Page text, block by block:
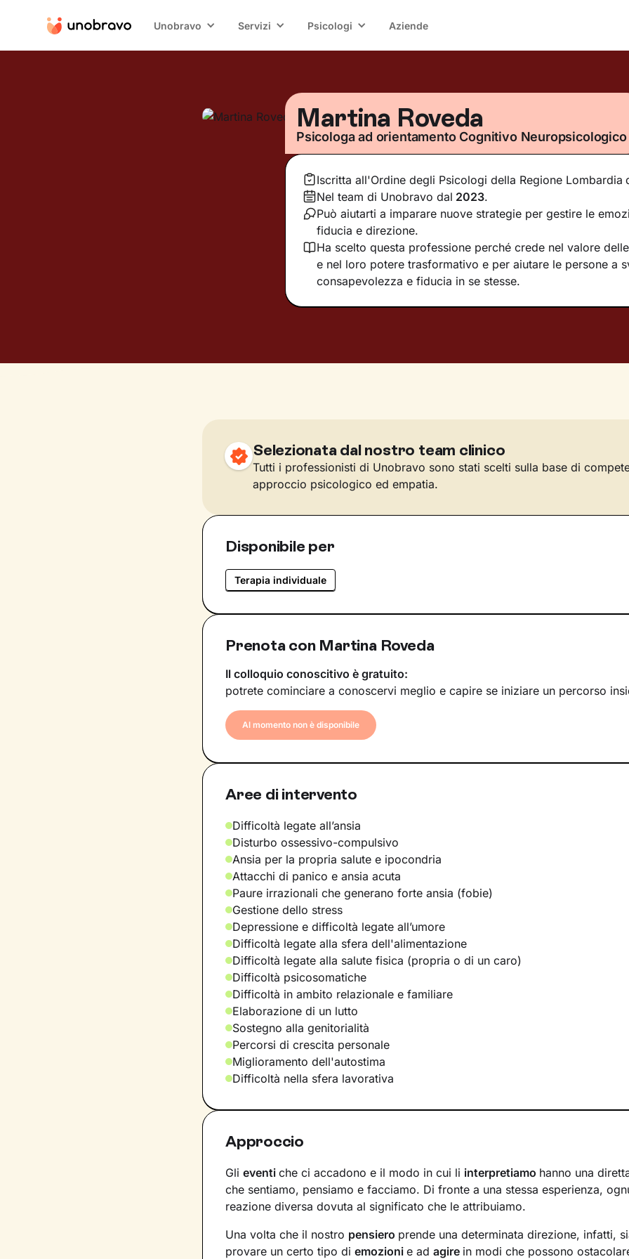
Unobravo Servizi Psicologi Aziende
Martina Roveda
Psicologa ad orientamento Cognitivo Neuropsicologico
Iscritta all'Ordine degli Psicologi della Regione Lombardia
Nel team di Unobravo dal 2023.
Può aiutarti a imparare nuove strategie per gestire le
fiducia e direzione.
Ha scelto questa professione perché crede nel valore
e nel loro potere trasformativo e per aiutare le persone a
consapevolezza e fiducia in se stesse.
Selezionata dal nostro team clinico
Tutti i professionisti di Unobravo sono stati scelti sulla base di
approccio psicologico ed empatia.
Disponibile per
Terapia individuale
Prenota con Martina Roveda
Il colloquio conoscitivo è gratuito:
potrete cominciare a conoscervi meglio e capire se iniziare un percorso
Al momento non è disponibile
Aree di intervento
Difficoltà legate all’ansia
Disturbo ossessivo-compulsivo
Ansia per la propria salute e ipocondria
Attacchi di panico e ansia acuta
Paure irrazionali che generano forte ansia (fobie)
Gestione dello stress
Depressione e difficoltà legate all’umore
Difficoltà legate alla sfera dell'alimentazione
Difficoltà legate alla salute fisica (propria o di un caro)
Difficoltà psicosomatiche
Difficoltà in ambito relazionale e familiare
Elaborazione di un lutto
Sostegno alla genitorialità
Percorsi di crescita personale
Miglioramento dell'autostima
Difficoltà nella sfera lavorativa
Approccio
Gli eventi che ci accadono e il modo in cui li interpretiamo hanno una
che sentiamo, pensiamo e facciamo. Di fronte a una stessa esperienza,
reazione diversa dovuta al significato che le attribuiamo.
Una volta che il nostro pensiero prende una determinata direzione, infatti,
provare un certo tipo di emozioni e ad agire in modi che possono